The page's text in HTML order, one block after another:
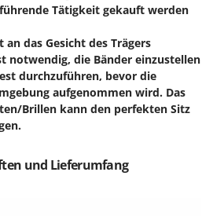
Tätigkeit gekauft werden
das Gesicht des Trägers
notwendig, die Bänder einzustellen
durchzuführen, bevor die
aufgenommen wird. Das
Brillen kann den perfekten Sitz
und Lieferumfang